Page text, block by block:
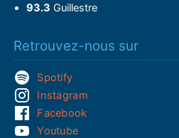
93.3 Guillestre
Retrouvez-nous sur
Spotify
Instagram
Facebook
Youtube